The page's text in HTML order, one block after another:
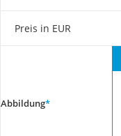
Preis in EUR
Abbildung*